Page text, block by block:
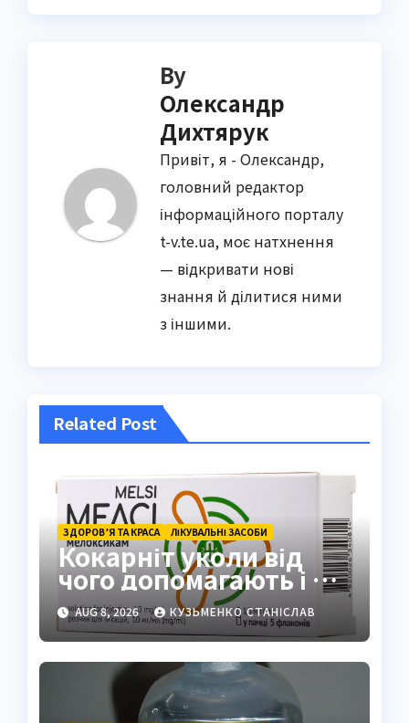
By
Олександр
Дихтярук
Привіт, я - Олександр,
головний редактор
інформаційного порталу
t-v.te.ua, моє натхнення
— відкривати нові
знання й ділитися ними
з іншими.
Related Post
ЗДОРОВ’Я ТА КРАСА ЛІКУВАЛЬНІ ЗАСОБИ
Кокарніт уколи від
чого допомагають і як
працюють
AUG 8, 2026 КУЗЬМЕНКО СТАНІСЛАВ